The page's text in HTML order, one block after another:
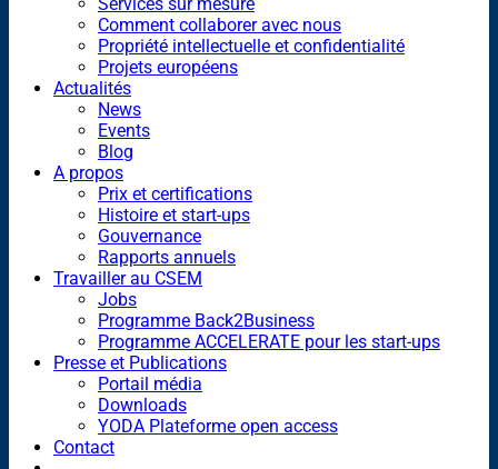
Comment collaborer avec nous
Propriété intellectuelle et confidentialité
Projets européens
Actualités
News
Events
Blog
A propos
Prix et certifications
Histoire et start-ups
Gouvernance
Rapports annuels
Travailler au CSEM
Jobs
Programme Back2Business
Programme ACCELERATE pour les start-ups
Presse et Publications
Portail média
Downloads
YODA Plateforme open access
Contact